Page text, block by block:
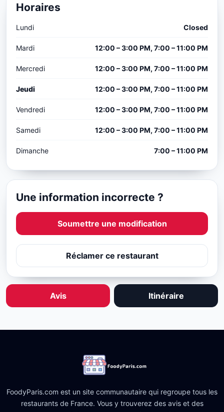
Horaires
Lundi Closed
Mardi 12:00 – 3:00 PM, 7:00 – 11:00 PM
Mercredi 12:00 – 3:00 PM, 7:00 – 11:00 PM
Jeudi 12:00 – 3:00 PM, 7:00 – 11:00 PM
Vendredi 12:00 – 3:00 PM, 7:00 – 11:00 PM
Samedi 12:00 – 3:00 PM, 7:00 – 11:00 PM
Dimanche 7:00 – 11:00 PM
Une information incorrecte ?
Soumettre une modification
Réclamer ce restaurant
Avis Itinéraire
FoodyParis.com est un site communautaire qui regroupe tous les
restaurants de France. Vous y trouverez des avis et des